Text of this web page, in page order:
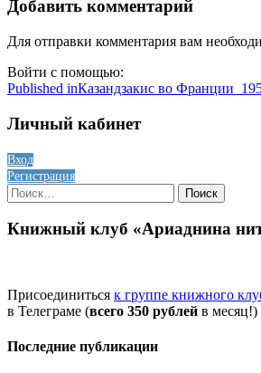
Добавить комментарий
Для отправки комментария вам
Войти с помощью:
Навигация
по
Published inКазандзакис во
Личный кабинет
Вход
Регистрация
Найти:
Книжный клуб «Ариаднина
Присоединиться к группе книжного
в Телеграме (всего 350 рублей в месяц!)
Последние публикации